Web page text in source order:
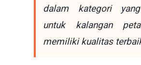
dalam kategori
untuk kalangan
memiliki kualitas